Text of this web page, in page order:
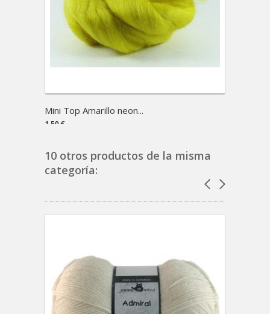
Mini Top Amarillo neon...
1,50 €
10 otros productos de la misma
categoría: